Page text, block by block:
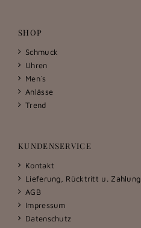
SHOP
Schmuck
Uhren
Men´s
Anlässe
Trend
KUNDENSERVICE
Kontakt
Lieferung, Rücktritt u. Zahlung
AGB
Impressum
Datenschutz